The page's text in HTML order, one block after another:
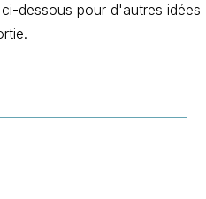
dessous pour d'autres idées